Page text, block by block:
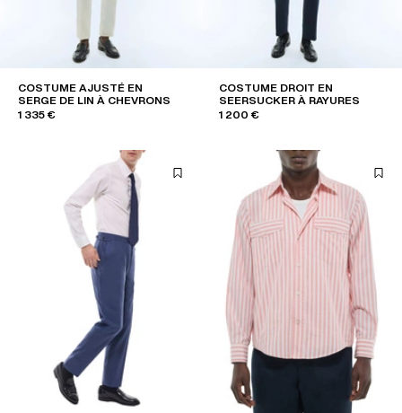
COSTUME AJUSTÉ EN
SERGE DE LIN À CHEVRONS
1 335 €
COSTUME DROIT EN
SEERSUCKER À RAYURES
1 200 €